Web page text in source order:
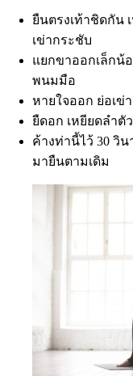
ยืนตรงเท้าชิดกัน
เข่ากระชับ
แยกขาออกเล็กน้
พนมมือ
หายใจออก ย่อเ
ยืดอก เหยียดลำตั
ค้างท่านี้ไว้ 30 วิ
มายืนตามเดิม